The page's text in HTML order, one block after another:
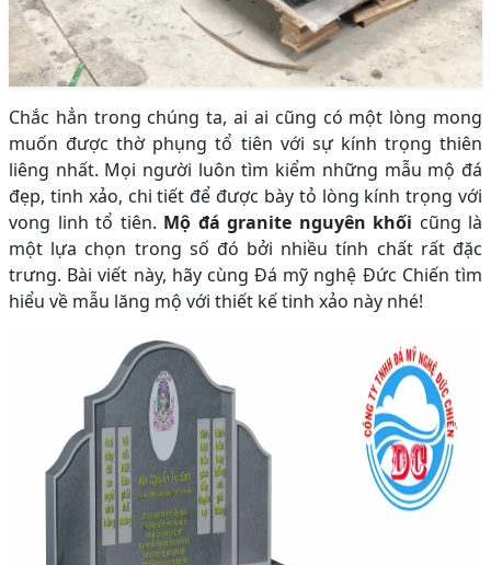
Chắc hẳn trong chúng ta, ai ai cũng có một lòng mong
muốn được thờ phụng tổ tiên với sự kính trọng thiên
liêng nhất. Mọi người luôn tìm kiểm những mẫu mộ đá
đẹp, tinh xảo, chi tiết để được bày tỏ lòng kính trọng với
vong linh tổ tiên. Mộ đá granite nguyên khối cũng là
một lựa chọn trong số đó bởi nhiều tính chất rất đặc
trưng. Bài viết này, hãy cùng Đá mỹ nghệ Đức Chiến tìm
hiểu về mẫu lăng mộ với thiết kế tinh xảo này nhé!